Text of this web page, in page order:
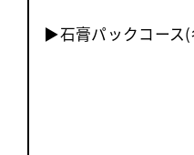
▶石膏パックコース(